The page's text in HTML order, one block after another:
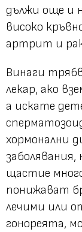
дължи още и
високо
артрит и
Винаги
лекар, ако
а искате
хормонални
щастие
понижават
лечими или
гонореята,